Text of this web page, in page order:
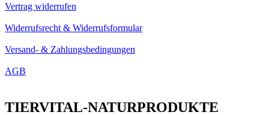
Vertrag widerrufen
Widerrufsrecht & Widerrufsformular
Versand- & Zahlungsbedingungen
AGB
TIERVITAL-NATURPRODUKTE